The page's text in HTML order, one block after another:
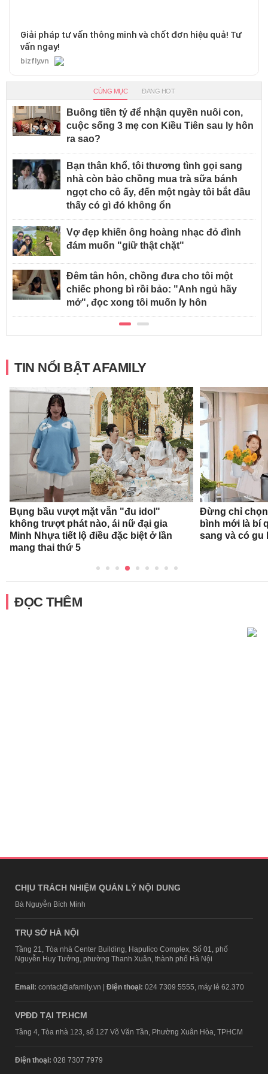
Giải pháp tư vấn thông minh và chốt đơn hiệu quả! Tư
vấn ngay!
bizfly.vn
CÙNG MỤC ĐANG HOT
Buông tiền tỷ để nhận quyền nuôi con,
cuộc sống 3 mẹ con Kiều Tiên sau ly hôn
ra sao?
Bạn thân khổ, tôi thương tình gọi sang
nhà còn bảo chồng mua trà sữa bánh
ngọt cho cô ấy, đến một ngày tôi bắt đầu
thấy có gì đó không ổn
Vợ đẹp khiến ông hoàng nhạc đỏ đình
đám muốn "giữ thật chặt"
Đêm tân hôn, chồng đưa cho tôi một
chiếc phong bì rồi bảo: "Anh ngủ hãy
mở", đọc xong tôi muốn ly hôn
TIN NỔI BẬT AFAMILY
Bụng bầu vượt mặt vẫn "đu idol"
không trượt phát nào, ái nữ đại gia
Minh Nhựa tiết lộ điều đặc biệt ở lần
mang thai thứ 5
Đừng chỉ
bình mới là bí
sang và có gu
ĐỌC THÊM
CHỊU TRÁCH NHIỆM QUẢN LÝ NỘI DUNG
Bà Nguyễn Bích Minh
TRỤ SỞ HÀ NỘI
Tầng 21, Tòa nhà Center Building, Hapulico Complex, Số 01, phố
Nguyễn Huy Tưởng, phường Thanh Xuân, thành phố Hà Nội
Email: contact@afamily.vn | Điện thoại: 024 7309 5555, máy lẻ 62.370
VPĐD TẠI TP.HCM
Tầng 4, Tòa nhà 123, số 127 Võ Văn Tần, Phường Xuân Hòa, TPHCM
Điện thoại: 028 7307 7979